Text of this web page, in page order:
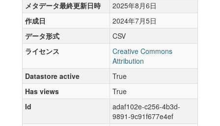
メタデータ最終更新日時
2025年8月6日
作成日
2024年7月5日
データ形式
CSV
ライセンス
Creative Commons
Attribution
Datastore active
True
Has views
True
Id
adaf102e-c256-4b3d-
9891-9c91f677e4ef